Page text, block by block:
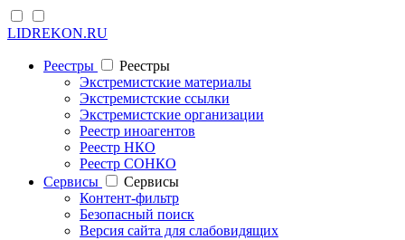
LIDREKON.RU
Реестры
Реестры
Экстремистские материалы
Экстремистские ссылки
Экстремистские организации
Реестр иноагентов
Реестр НКО
Реестр СОНКО
Cервисы
Cервисы
Контент-фильтр
Безопасный поиск
Версия сайта для слабовидящих